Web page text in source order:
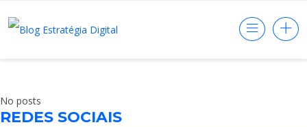
No posts
REDES SOCIAIS